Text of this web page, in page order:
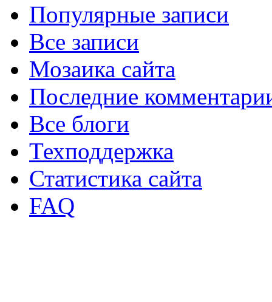
Популярные записи
Все записи
Мозаика сайта
Последние
Все блоги
Техподдержка
Статистика сайта
FAQ